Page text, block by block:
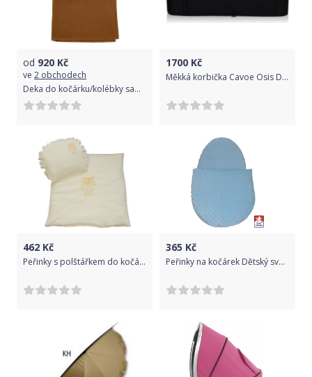
od 920 Kč
ve 2 obchodech
Deka do kočárku/kolébky samet 75x100 cm Meyco Knit basic Camel 2021
1700 Kč
Měkká korbička Cavoe Osis Desert rose
462 Kč
Peřinky s polštářkem do kočárku, Dětský svět, krémové se sovou
365 Kč
Peřinky na kočárek Dětský svět Minky modré